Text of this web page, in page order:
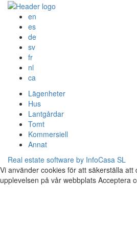
en
es
de
sv
fr
nl
ca
Lägenheter
Hus
Lantgårdar
Tomt
Kommersiell
Annat
Real estate software by InfoCasa SL
Vi använder cookies för att säkerställa att
upplevelsen på vår webbplats Acceptera